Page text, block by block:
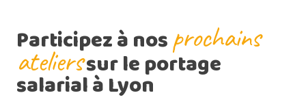
Participez à nosprochains
atelierssur le portage
salarial à Lyon